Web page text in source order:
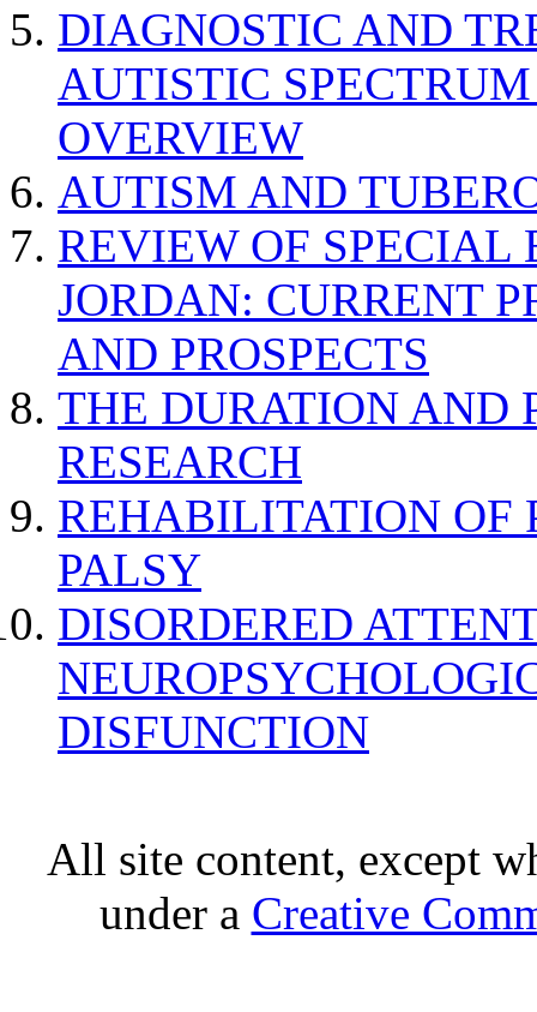
DIAGNOSTIC AND
AUTISTIC
OVERVIEW
AUTISM AND
REVIEW OF SPECIAL
JORDAN: CURRENT
AND PROSPECTS
THE DURATION AND
RESEARCH
REHABILITATION OF
PALSY
DISORDERED
DISFUNCTION
All site content, except
under a Creative